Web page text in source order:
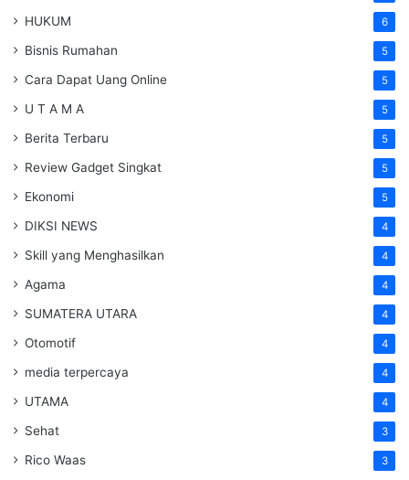
HUKUM 6
Bisnis Rumahan 5
Cara Dapat Uang Online 5
U T A M A 5
Berita Terbaru 5
Review Gadget Singkat 5
Ekonomi 5
DIKSI NEWS 4
Skill yang Menghasilkan 4
Agama 4
SUMATERA UTARA 4
Otomotif 4
media terpercaya 4
UTAMA 4
Sehat 3
Rico Waas 3